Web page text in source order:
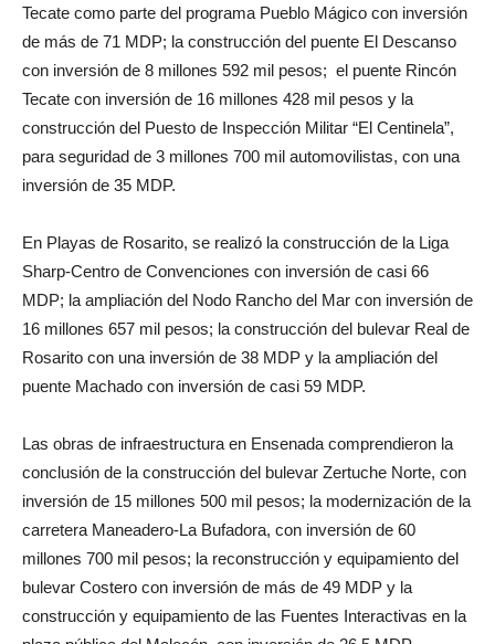
Tecate como parte del programa Pueblo Mágico con inversión
de más de 71 MDP; la construcción del puente El Descanso
con inversión de 8 millones 592 mil pesos; el puente Rincón
Tecate con inversión de 16 millones 428 mil pesos y la
construcción del Puesto de Inspección Militar “El Centinela”,
para seguridad de 3 millones 700 mil automovilistas, con una
inversión de 35 MDP.
En Playas de Rosarito, se realizó la construcción de la Liga
Sharp-Centro de Convenciones con inversión de casi 66
MDP; la ampliación del Nodo Rancho del Mar con inversión de
16 millones 657 mil pesos; la construcción del bulevar Real de
Rosarito con una inversión de 38 MDP y la ampliación del
puente Machado con inversión de casi 59 MDP.
Las obras de infraestructura en Ensenada comprendieron la
conclusión de la construcción del bulevar Zertuche Norte, con
inversión de 15 millones 500 mil pesos; la modernización de la
carretera Maneadero-La Bufadora, con inversión de 60
millones 700 mil pesos; la reconstrucción y equipamiento del
bulevar Costero con inversión de más de 49 MDP y la
construcción y equipamiento de las Fuentes Interactivas en la